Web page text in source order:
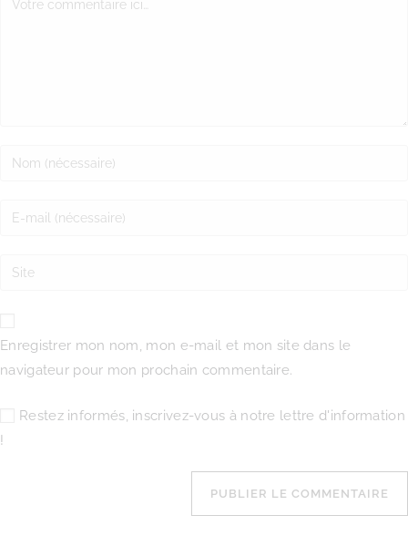
Enregistrer mon nom, mon e-mail et mon site dans le
navigateur pour mon prochain commentaire.
Restez informés, inscrivez-vous à notre lettre d'information
!